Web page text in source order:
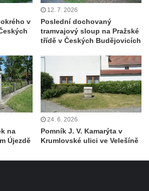
Kocmicha na
Betlém v Římově
zrušení roboty v Plavu
v Sadech
v Teplicích
Plavu
Nepomuckého v
Nepomuka
čp. 5/16 na třídě 9.
v
12. 7. 2026
Poslední dochovaný
tramvajový sloup na Pražské
třídě v Českých Budějovicích
na
Újezdě
24. 6. 2026
Pomník J. V. Kamarýta v
Krumlovské ulici ve Velešíně